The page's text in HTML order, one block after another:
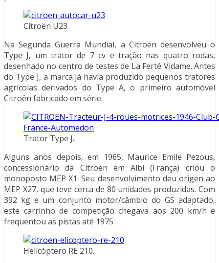
Citroën U23.
Na Segunda Guerra Mundial, a Citroën desenvolveu o
Type J, um trator de 7 cv e tração nas quatro rodas,
desenhado no centro de testes de La Ferté Vidame. Antes
do Type J, a marca já havia produzido pequenos tratores
agrícolas derivados do Type A, o primeiro automóvel
Citroën fabricado em série.
Trator Type J..
Alguns anos depois, em 1965, Maurice Emile Pezous,
concessionário da Citroën em Albi (França) criou o
monoposto MEP X1. Seu desenvolvimento deu origen ao
MEP X27, que teve cerca de 80 unidades produzidas. Com
392 kg e um conjunto motor/câmbio do GS adaptado,
este carrinho de competição chegava aos 200 km/h e
frequentou as pistas até 1975.
Helicóptero RE 210.